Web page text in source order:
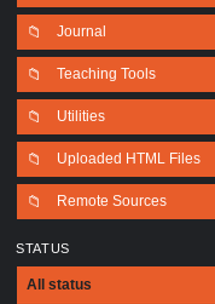
📁 Journal
📁 Teaching Tools
📁 Utilities
📁 Uploaded HTML Files
📁 Remote Sources
STATUS
All status